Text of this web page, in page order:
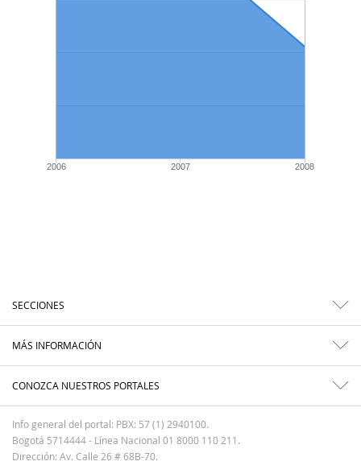
2006 2007 2008
SECCIONES
MÁS INFORMACIÓN
CONOZCA NUESTROS PORTALES
Info general del portal: PBX: 57 (1) 2940100.
Bogotá 5714444 - Línea Nacional 01 8000 110 211.
Dirección: Av. Calle 26 # 68B-70.